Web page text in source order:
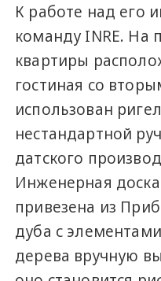
К работе над его
команду INRE. На
квартиры
гостиная со
использован
нестандартной
датского
Инженерная
привезена из
дуба с
дерева вручную